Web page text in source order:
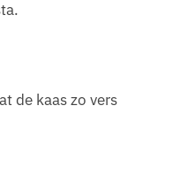
de kaas zo vers